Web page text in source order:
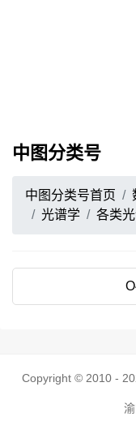
中图分类号
中图分类号首页
光谱学
各类
Copyright © 2010 -